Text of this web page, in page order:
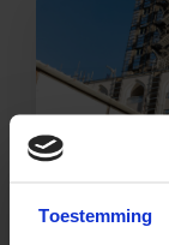
Toestemming